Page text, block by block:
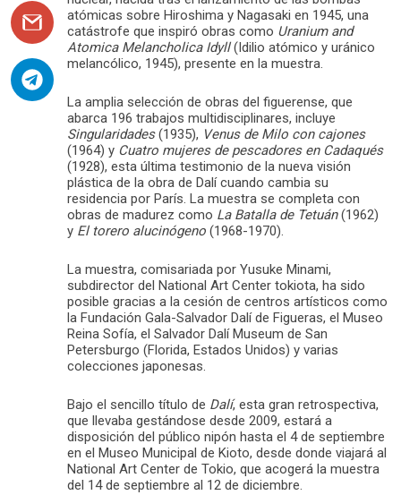
atómicas sobre Hiroshima y Nagasaki en 1945, una
catástrofe que inspiró obras como Uranium and
Atomica Melancholica Idyll(Idilio atómico y uránico
melancólico, 1945), presente en la muestra.
La amplia selección de obras del figuerense, que
abarca 196 trabajos multidisciplinares, incluye
Singularidades(1935), Venus de Milo con cajones
(1964) y Cuatro mujeres de pescadores en Cadaqués
(1928), esta última testimonio de la nueva visión
plástica de la obra de Dalí cuando cambia su
residencia por París. La muestra se completa con
obras de madurez como La Batalla de Tetuán(1962)
y El torero alucinógeno (1968-1970).
La muestra, comisariada por Yusuke Minami,
subdirector del National Art Center tokiota, ha sido
posible gracias a la cesión de centros artísticos como
la Fundación Gala-Salvador Dalí de Figueras, el Museo
Reina Sofía, el Salvador Dalí Museum de San
Petersburgo (Florida, Estados Unidos) y varias
colecciones japonesas.
Bajo el sencillo título de Dalí, esta gran retrospectiva,
que llevaba gestándose desde 2009, estará a
disposición del público nipón hasta el 4 de septiembre
en el Museo Municipal de Kioto, desde donde viajará al
National Art Center de Tokio, que acogerá la muestra
del 14 de septiembre al 12 de diciembre.